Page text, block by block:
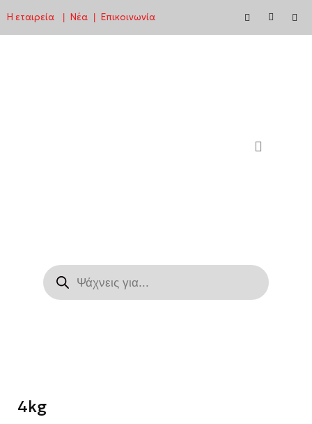
Μεταπηδήστε
Η εταιρεία Νέα Επικοινωνία
4kg